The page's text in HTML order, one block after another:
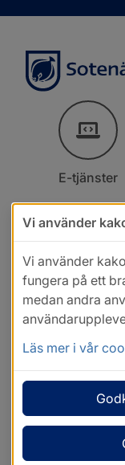
E-tjänster
Vi använder
Vi använder
fungera på ett
medan andra
Läs mer i vår